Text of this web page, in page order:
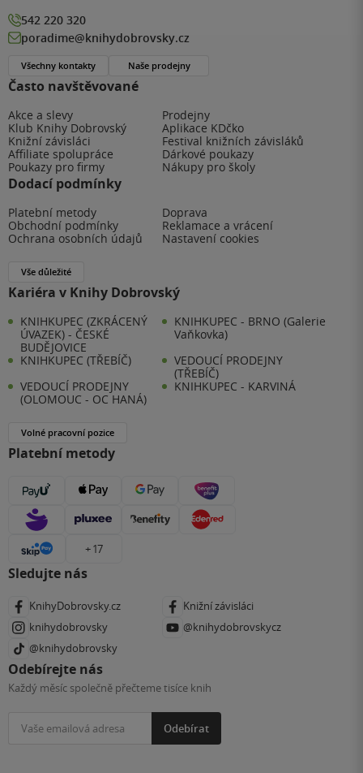
Často navštěvované
Akce a slevy
Prodejny
Klub Knihy Dobrovský
Aplikace KDčko
Knižní závisláci
Festival knižních závisláků
Affiliate spolupráce
Dárkové poukazy
Poukazy pro firmy
Nákupy pro školy
Dodací podmínky
Platební metody
Doprava
Obchodní podmínky
Reklamace a vrácení
Ochrana osobních údajů
Nastavení cookies
Vše důležité
Kariéra v Knihy Dobrovský
KNIHKUPEC (ZKRÁCENÝ
ÚVAZEK) - ČESKÉ
BUDĚJOVICE
KNIHKUPEC - BRNO (Galerie
Vaňkovka)
KNIHKUPEC (TŘEBÍČ)
VEDOUCÍ PRODEJNY
(TŘEBÍČ)
VEDOUCÍ PRODEJNY
(OLOMOUC - OC HANÁ)
KNIHKUPEC - KARVINÁ
Volné pracovní pozice
Platební metody
+ 17
Sledujte nás
KnihyDobrovsky.cz
Knižní závisláci
knihydobrovsky
@knihydobrovskycz
@knihydobrovsky
Odebírejte nás
Každý měsíc společně přečteme tisíce knih
Odebírat
542 220 320
poradime@knihydobrovsky.cz
Všechny kontakty Naše prodejny